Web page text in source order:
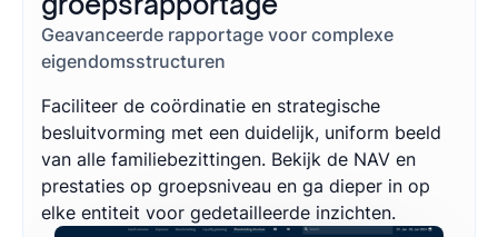
Geavanceerde rapportage voor complexe
eigendomsstructuren
Faciliteer de coördinatie en strategische
besluitvorming met een duidelijk, uniform beeld
van alle familiebezittingen. Bekijk de NAV en
prestaties op groepsniveau en ga dieper in op
elke entiteit voor gedetailleerde inzichten.